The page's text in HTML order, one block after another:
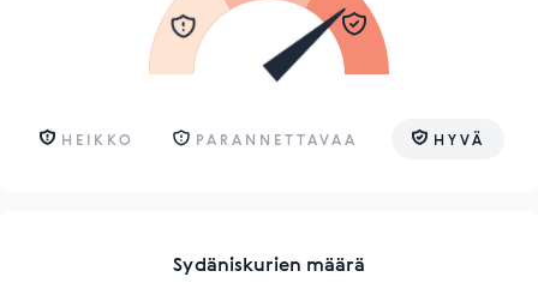
HEIKKO PARANNETTAVAA HYVÄ
Sydäniskurien määrä